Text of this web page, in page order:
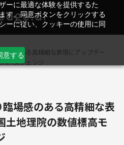
ーに最適な体験を提供するた
す。同意ボタンをクリックする
ーに従い、クッキーの使用に同
意する
感のある高精細な表現にアップデー
ースチェンジ
場感のある高精細な表
地理院の数値標高モ